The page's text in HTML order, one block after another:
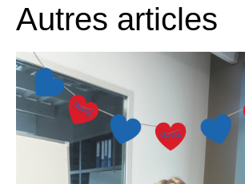
Autres articles